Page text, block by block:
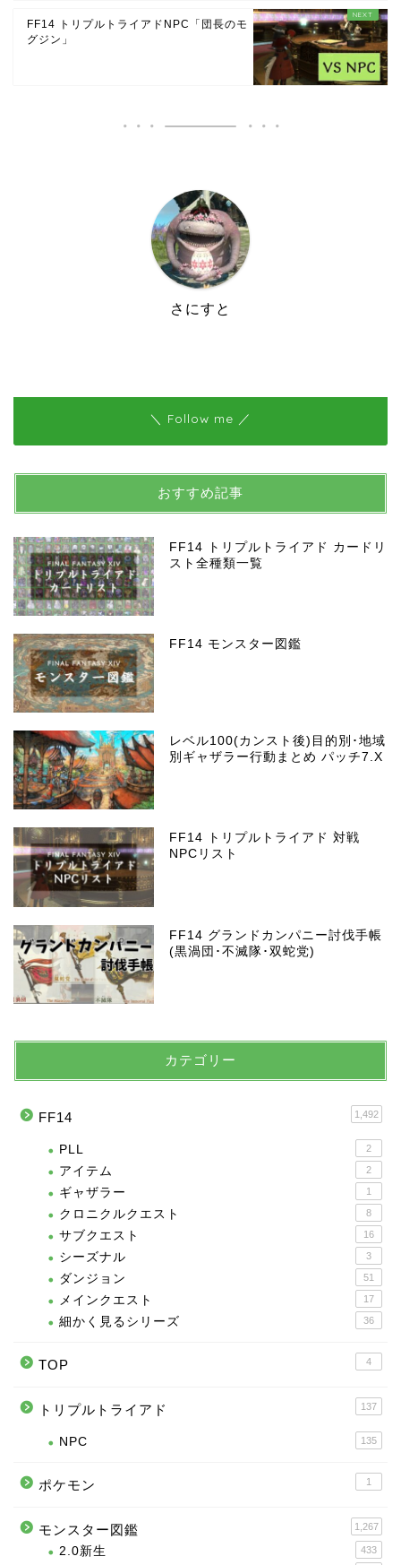
FF14 トリプルトライアドNPC「団長のモ
グジン」
さにすと
＼ Follow me ／
おすすめ記事
FF14 トリプルトライアド カードリ
スト全種類一覧
FF14 モンスター図鑑
レベル100(カンスト後)目的別･地域
別ギャザラー行動まとめ パッチ7.X
FF14 トリプルトライアド 対戦
NPCリスト
FF14 グランドカンパニー討伐手帳
(黒渦団･不滅隊･双蛇党)
カテゴリー
FF14 1,492
PLL 2
アイテム 2
ギャザラー 1
クロニクルクエスト 8
サブクエスト 16
シーズナル 3
ダンジョン 51
メインクエスト 17
細かく見るシリーズ 36
TOP 4
トリプルトライアド 137
NPC 135
ポケモン 1
モンスター図鑑 1,267
2.0新生 433